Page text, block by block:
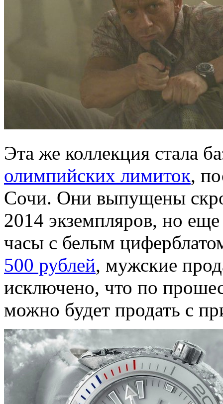
Эта же коллекция стала
олимпийских лимиток,
Сочи. Они выпущены
2014 экземпляров, но
часы с белым
500 рублей, мужские
исключено, что по
можно будет продать с